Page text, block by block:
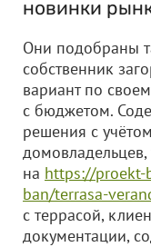
новинки
Они подобраны
собственник
вариант по
с бюджетом.
решения с
на https://proekt-
ban/terrasa-
с террасой,
документации,